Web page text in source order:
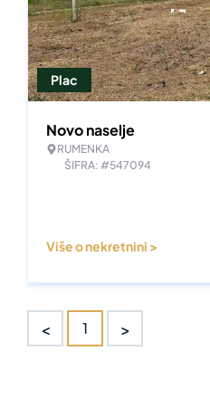
Plac
Novo naselje
RUMENKA
ŠIFRA: #547094
Više o nekretnini >
< 1 >